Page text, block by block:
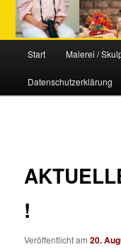
Start Malerei /
Datenschutzerklärung
!
Veröffentlicht am20.